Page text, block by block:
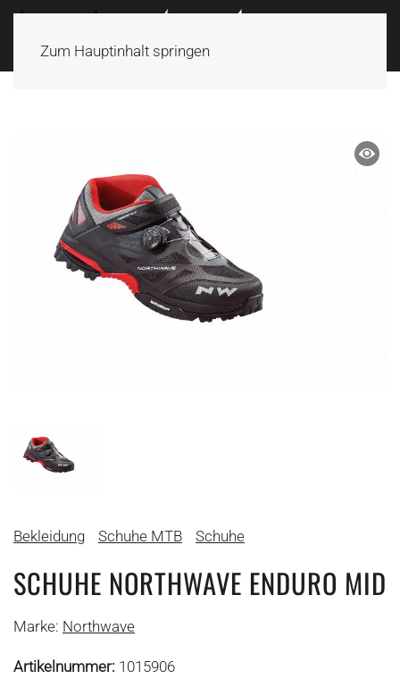
Zum Hauptinhalt springen
Bekleidung Schuhe MTB Schuhe
SCHUHE NORTHWAVE ENDURO MID
Marke: Northwave
Artikelnummer: 1015906